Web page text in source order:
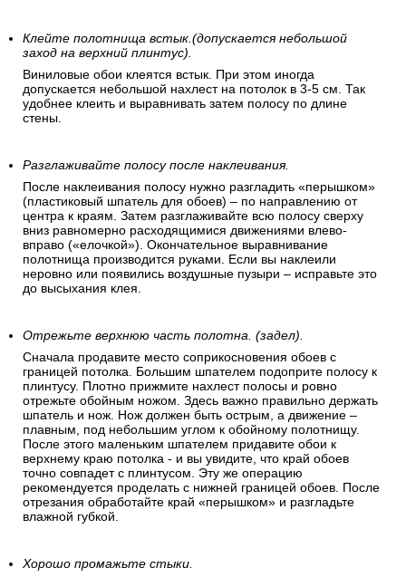
Клейте полотнища встык.(допускается небольшой
заход на верхний плинтус).
Виниловые обои клеятся встык. При этом иногда
допускается небольшой нахлест на потолок в 3-5 см. Так
удобнее клеить и выравнивать затем полосу по длине
стены.
Разглаживайте полосу после наклеивания.
После наклеивания полосу нужно разгладить «перышком»
(пластиковый шпатель для обоев) – по направлению от
центра к краям. Затем разглаживайте всю полосу сверху
вниз равномерно расходящимися движениями влево-
вправо («елочкой»). Окончательное выравнивание
полотнища производится руками. Если вы наклеили
неровно или появились воздушные пузыри – исправьте это
до высыхания клея.
Отрежьте верхнюю часть полотна. (задел).
Сначала продавите место соприкосновения обоев с
границей потолка. Большим шпателем подоприте полосу к
плинтусу. Плотно прижмите нахлест полосы и ровно
отрежьте обойным ножом. Здесь важно правильно держать
шпатель и нож. Нож должен быть острым, а движение –
плавным, под небольшим углом к обойному полотнищу.
После этого маленьким шпателем придавите обои к
верхнему краю потолка - и вы увидите, что край обоев
точно совпадет с плинтусом. Эту же операцию
рекомендуется проделать с нижней границей обоев. После
отрезания обработайте край «перышком» и разгладьте
влажной губкой.
Хорошо промажьте стыки.